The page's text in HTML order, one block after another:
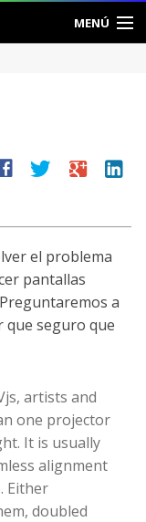
MENÚ
twitter google linkedin
el problema
pantallas
a
que seguro que
artists and
one projector
It is usually
alignment
Either
doubled